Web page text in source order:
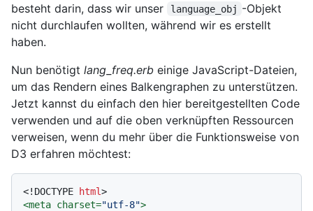
besteht darin, dass wir unser
language_obj -Objekt
nicht durchlaufen wollten, während wir es erstellt
haben.
Nun benötigt lang_freq.erb einige JavaScript-Dateien,
um das Rendern eines Balkengraphen zu unterstützen.
Jetzt kannst du einfach den hier bereitgestellten Code
verwenden und auf die oben verknüpften Ressourcen
verweisen, wenn du mehr über die Funktionsweise von
D3 erfahren möchtest:
<!DOCTYPE html>
<meta charset="utf-8">